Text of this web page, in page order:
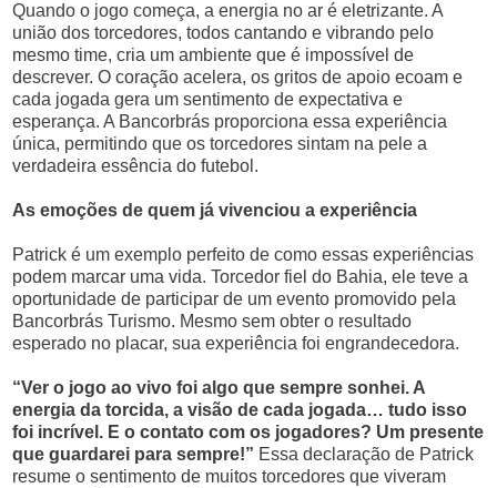
Quando o jogo começa, a energia no ar é eletrizante. A
união dos torcedores, todos cantando e vibrando pelo
mesmo time, cria um ambiente que é impossível de
descrever. O coração acelera, os gritos de apoio ecoam e
cada jogada gera um sentimento de expectativa e
esperança. A Bancorbrás proporciona essa experiência
única, permitindo que os torcedores sintam na pele a
verdadeira essência do futebol.
As emoções de quem já vivenciou a experiência
Patrick é um exemplo perfeito de como essas experiências
podem marcar uma vida. Torcedor fiel do Bahia, ele teve a
oportunidade de participar de um evento promovido pela
Bancorbrás Turismo. Mesmo sem obter o resultado
esperado no placar, sua experiência foi engrandecedora.
“Ver o jogo ao vivo foi algo que sempre sonhei. A
energia da torcida, a visão de cada jogada… tudo isso
foi incrível. E o contato com os jogadores? Um presente
que guardarei para sempre!” Essa declaração de Patrick
resume o sentimento de muitos torcedores que viveram